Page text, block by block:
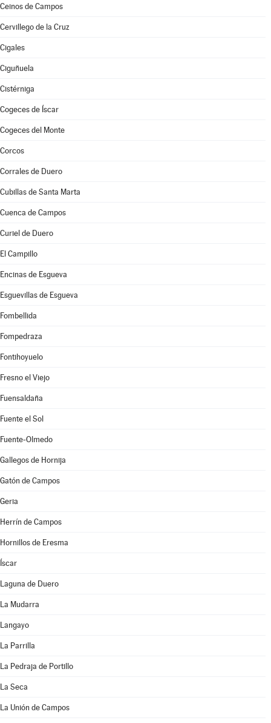
Ceinos de Campos
Cervillego de la Cruz
Cigales
Ciguñuela
Cistérniga
Cogeces de Íscar
Cogeces del Monte
Corcos
Corrales de Duero
Cubillas de Santa Marta
Cuenca de Campos
Curiel de Duero
El Campillo
Encinas de Esgueva
Esguevillas de Esgueva
Fombellida
Fompedraza
Fontihoyuelo
Fresno el Viejo
Fuensaldaña
Fuente el Sol
Fuente-Olmedo
Gallegos de Hornija
Gatón de Campos
Geria
Herrín de Campos
Hornillos de Eresma
Íscar
Laguna de Duero
La Mudarra
Langayo
La Parrilla
La Pedraja de Portillo
La Seca
La Unión de Campos